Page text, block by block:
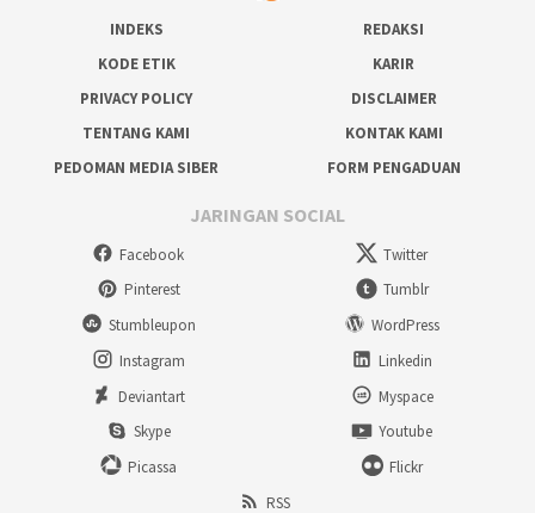
INDEKS
REDAKSI
KODE ETIK
KARIR
PRIVACY POLICY
DISCLAIMER
TENTANG KAMI
KONTAK KAMI
PEDOMAN MEDIA SIBER
FORM PENGADUAN
JARINGAN SOCIAL
Facebook
Twitter
Pinterest
Tumblr
Stumbleupon
WordPress
Instagram
Linkedin
Deviantart
Myspace
Skype
Youtube
Picassa
Flickr
RSS